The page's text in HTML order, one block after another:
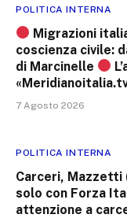
POLITICA INTERNA
Migrazioni
coscienza civile:
di Marcinelle
7 Agosto 2026
POLITICA INTERNA
Carceri, Mazzetti
solo con Forza
attenzione a